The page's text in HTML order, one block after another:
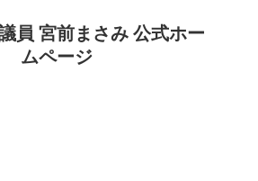
員 宮前まさみ 公式ホー
ムページ